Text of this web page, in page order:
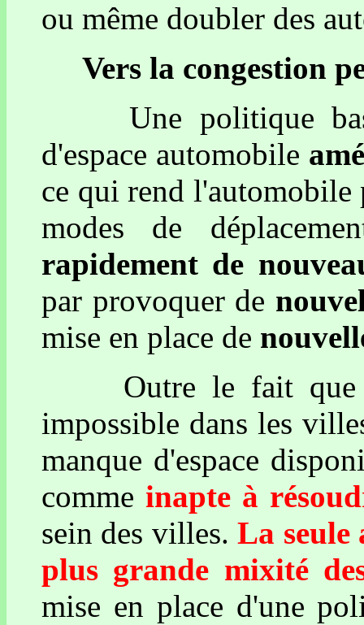
ou même doubler des
Vers la congestion
Une politique
d'espace automobile
ce qui rend l'automobile
modes de
rapidement de
par provoquer de
mise en place de
Outre le fait que
impossible dans les
manque d'espace
comme inapte à
sein des villes. La seule
plus grande mixité
mise en place d'une